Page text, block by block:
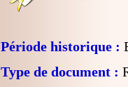
Période historique :
Type de document :